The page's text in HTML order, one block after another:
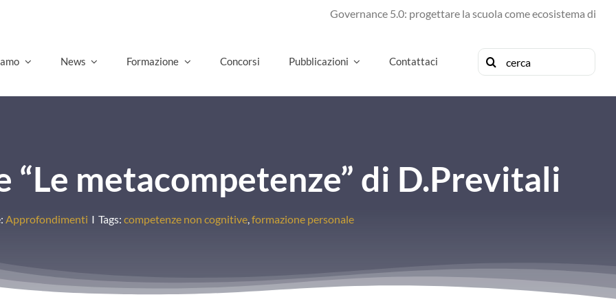
Governance 5.0: progettare la scuola come ecosistema di futuro
News Formazione Concorsi Pubblicazioni Contattaci
Cerca
per:
“Le metacompetenze” di D.Previtali
Approfondimenti I Tags: competenze non cognitive formazione personale